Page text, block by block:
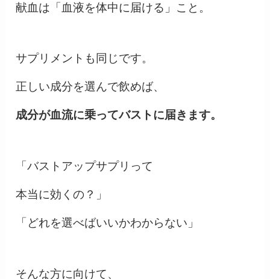
献血は「血液を体中に届ける」こと。
サプリメントも同じです。
正しい成分を選んで飲めば、
成分が血流に乗ってバストに届きます。
「バストアップサプリって
本当に効くの？」
「どれを選べばいいかわからない」
そんな方に向けて、